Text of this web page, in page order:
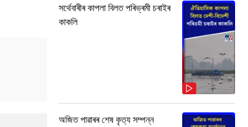
সৰ্থেবাৰীৰ কাপলা বিলত পৰিভ্ৰমী চৰাইৰ
কাকলি
অজিত পাৱাৰৰ শেষ কৃত্য সম্পন্ন